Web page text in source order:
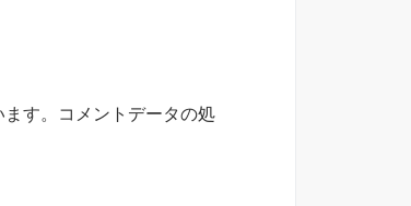
す。 コメントデータの処